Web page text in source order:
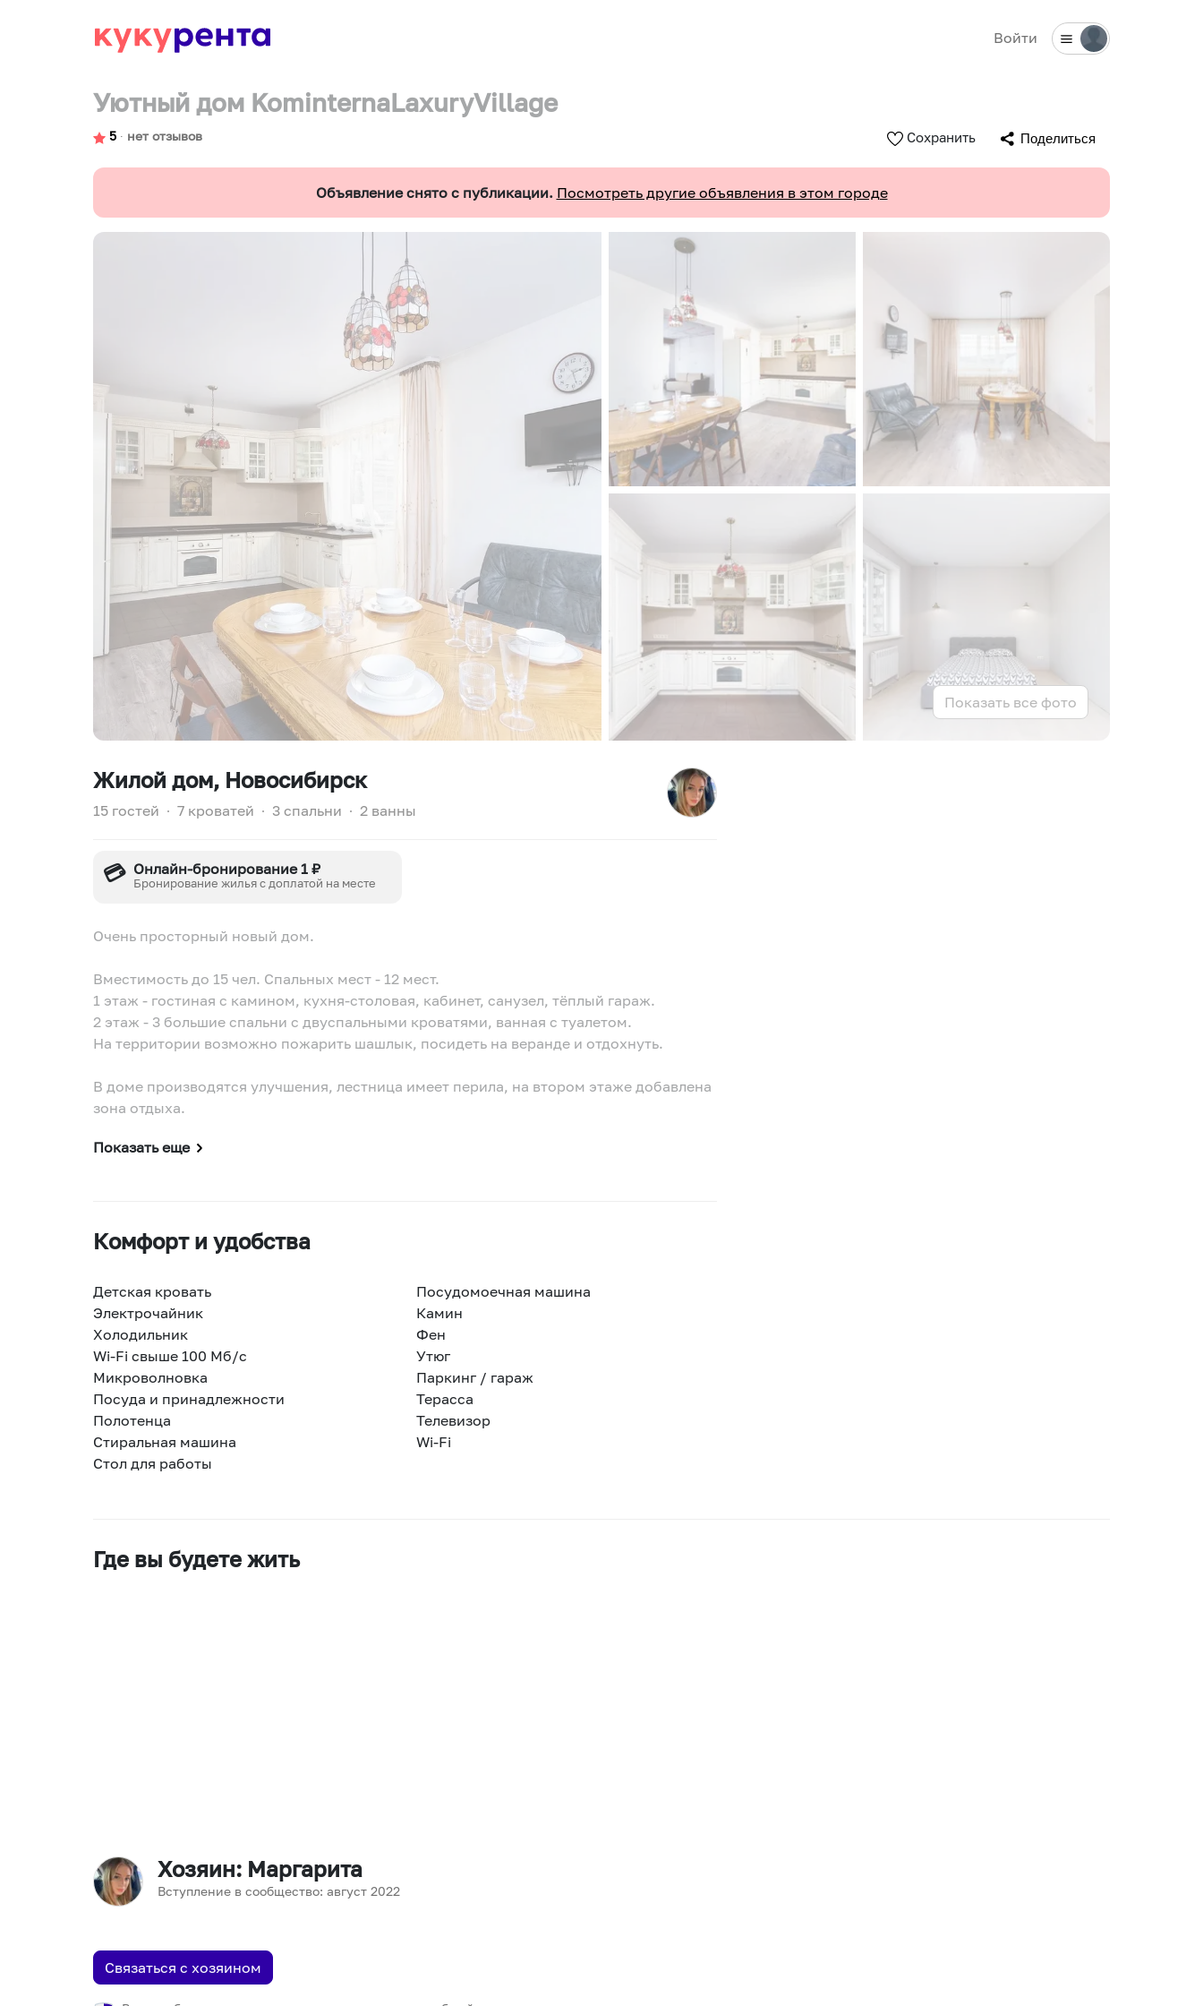
Войти
Уютный дом KominternaLaxuryVillage
5 ∙ нет отзывов Сохранить Поделиться
Объявление снято с публикации. Посмотреть другие объявления в этом городе
Показать все фото
Жилой дом, Новосибирск
15 гостей ∙ 7 кроватей ∙ 3 спальни ∙ 2 ванны
💳 Онлайн-бронирование 1 ₽
Бронирование жилья с доплатой на месте
Очень просторный новый дом.
Вместимость до 15 чел. Спальных мест - 12 мест.
1 этаж - гостиная с камином, кухня-столовая, кабинет, санузел, тёплый гараж.
2 этаж - 3 большие спальни с двуспальными кроватями, ванная с туалетом.
На территории возможно пожарить шашлык, посидеть на веранде и отдохнуть.
В доме производятся улучшения, лестница имеет перила, на втором этаже добавлена
зона отдыха.
Показать еще
Комфорт и удобства
Детская кровать
Посудомоечная машина
Электрочайник
Камин
Холодильник
Фен
Wi-Fi свыше 100 Мб/с
Утюг
Микроволновка
Паркинг / гараж
Посуда и принадлежности
Терасса
Полотенца
Телевизор
Стиральная машина
Wi-Fi
Стол для работы
Где вы будете жить
Хозяин: Маргарита
Вступление в сообщество: август 2022
Связаться с хозяином